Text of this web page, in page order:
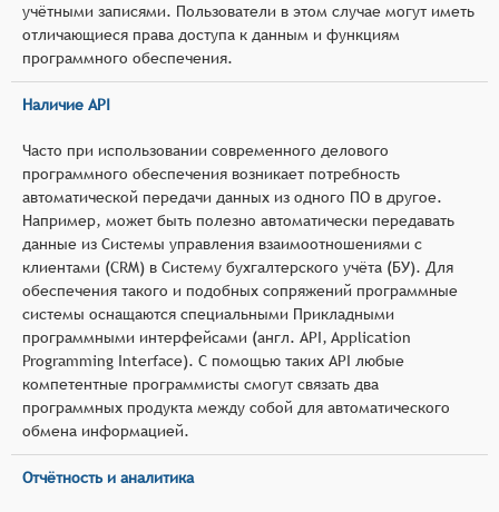
учётными записями. Пользователи в этом случае могут иметь
отличающиеся права доступа к данным и функциям
программного обеспечения.
Наличие API
Часто при использовании современного делового
программного обеспечения возникает потребность
автоматической передачи данных из одного ПО в другое.
Например, может быть полезно автоматически передавать
данные из Системы управления взаимоотношениями с
клиентами (CRM) в Систему бухгалтерского учёта (БУ). Для
обеспечения такого и подобных сопряжений программные
системы оснащаются специальными Прикладными
программными интерфейсами (англ. API, Application
Programming Interface). С помощью таких API любые
компетентные программисты смогут связать два
программных продукта между собой для автоматического
обмена информацией.
Отчётность и аналитика